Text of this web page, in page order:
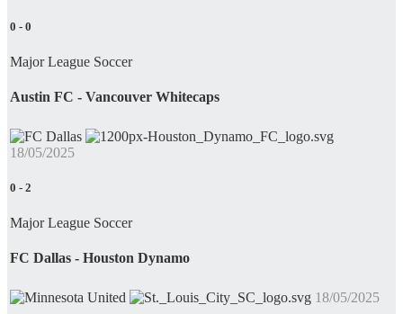
0 - 0
Major League Soccer
Austin FC - Vancouver Whitecaps
18/05/2025
0 - 2
Major League Soccer
FC Dallas - Houston Dynamo
18/05/2025